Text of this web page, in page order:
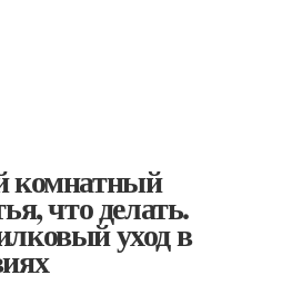
комнатный
что делать.
уход в